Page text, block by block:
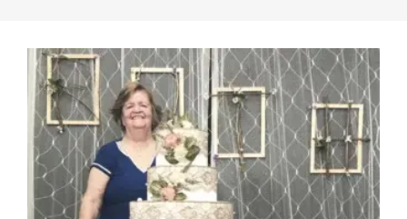
Homenagem Missionária Ruth Brunelli